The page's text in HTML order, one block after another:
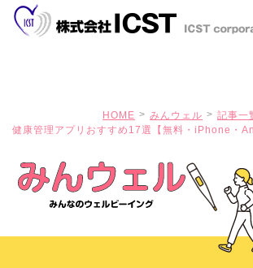
HOME みんウェル
記事一
健康管理アプリおすすめ17選【無料・iPhone・